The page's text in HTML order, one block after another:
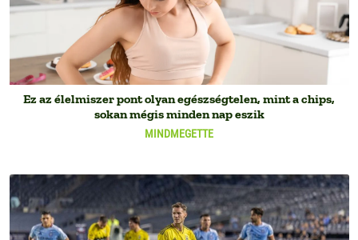
MINDMEGETTE
Ez az élelmiszer pont olyan egészségtelen, mint a chips,
sokan mégis minden nap eszik